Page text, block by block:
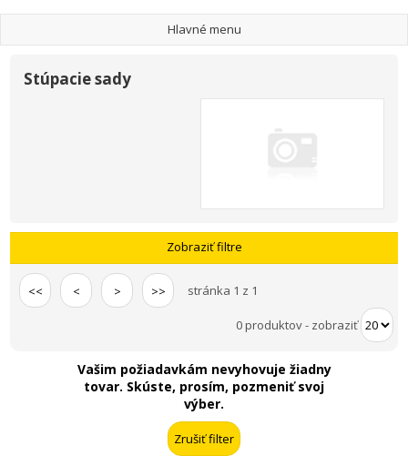
Hlavné menu
Stúpacie sady
Zobraziť filtre
<< < > >> stránka 1 z 1
0 produktov- zobraziť
Vašim požiadavkám nevyhovuje žiadny
tovar. Skúste, prosím, pozmeniť svoj
výber.